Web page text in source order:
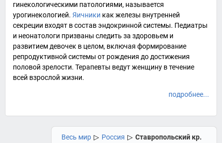
гинекологическими патологиями, называется
урогинекологией. Яичники как железы внутренней
секреции входят в состав эндокринной системы. Педиатры
и неонатологи призваны следить за здоровьем и
развитием девочек в целом, включая формирование
репродуктивной системы от рождения до достижения
половой зрелости. Терапевты ведут женщину в течение
всей взрослой жизни.
подробнее...
Весь мир ▷ Россия ▷ Ставропольский кр.